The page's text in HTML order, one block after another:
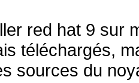
red hat 9 sur
téléchargés,
sources du